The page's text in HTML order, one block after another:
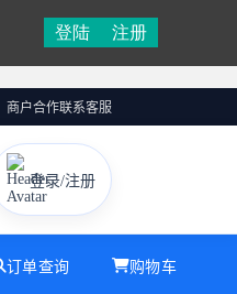
登陆 注册